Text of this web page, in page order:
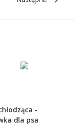
-
dla psa